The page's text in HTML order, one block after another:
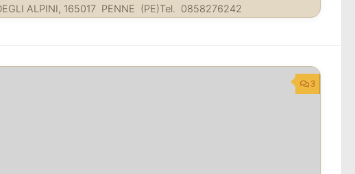
ALPINI, 165017 PENNE (PE)Tel. 0858276242
3